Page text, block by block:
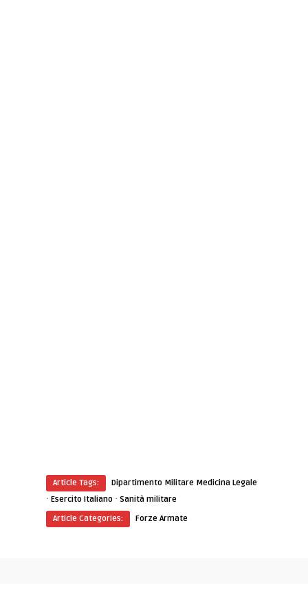
Article Tags: Dipartimento Militare Medicina Legale
·Esercito Italiano ·Sanità militare
Article Categories:
Forze Armate